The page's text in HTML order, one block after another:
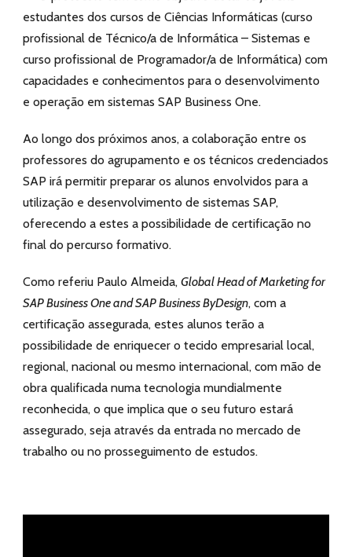
estudantes dos cursos de Ciências Informáticas (curso
profissional de Técnico/a de Informática – Sistemas e
curso profissional de Programador/a de Informática) com
capacidades e conhecimentos para o desenvolvimento
e operação em sistemas SAP Business One.
Ao longo dos próximos anos, a colaboração entre os
professores do agrupamento e os técnicos credenciados
SAP irá permitir preparar os alunos envolvidos para a
utilização e desenvolvimento de sistemas SAP,
oferecendo a estes a possibilidade de certificação no
final do percurso formativo.
Como referiu Paulo Almeida, Global Head of Marketing for
SAP Business One and SAP Business ByDesign, com a
certificação assegurada, estes alunos terão a
possibilidade de enriquecer o tecido empresarial local,
regional, nacional ou mesmo internacional, com mão de
obra qualificada numa tecnologia mundialmente
reconhecida, o que implica que o seu futuro estará
assegurado, seja através da entrada no mercado de
trabalho ou no prosseguimento de estudos.